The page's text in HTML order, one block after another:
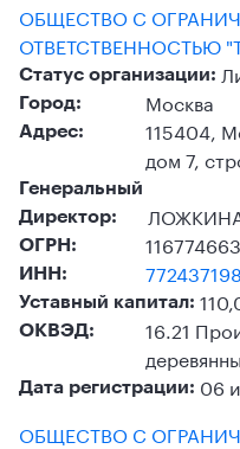
ОБЩЕСТВО С
ОТВЕТСТВЕННОСТЬЮ
Статус организации:
Город: Москва
Адрес:
115404,
дом 7,
Генеральный
Директор:
ОГРН:
ИНН:
Уставный капитал:
ОКВЭД:
16.21
Дата регистрации: 06
ОБЩЕСТВО С